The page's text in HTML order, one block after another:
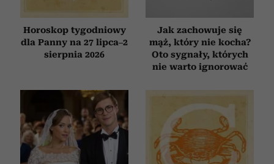
Horoskop tygodniowy
dla Panny na 27 lipca–2
sierpnia 2026
Jak zachowuje się
mąż, który nie kocha?
Oto sygnały, których
nie warto ignorować